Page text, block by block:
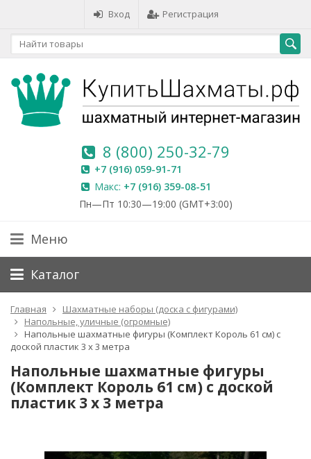
Вход Регистрация
8 (800) 250-32-79
+7 (916) 059-91-71
Макс: +7 (916) 359-08-51
Пн—Пт 10:30—19:00 (GMT+3:00)
Меню
Каталог
Главная
Шахматные наборы (доска с фигурами)
Напольные, уличные (огромные)
Напольные шахматные фигуры (Комплект Король 61 см) с
доской пластик 3 x 3 метра
Напольные шахматные фигуры
(Комплект Король 61 см) с доской
пластик 3 x 3 метра